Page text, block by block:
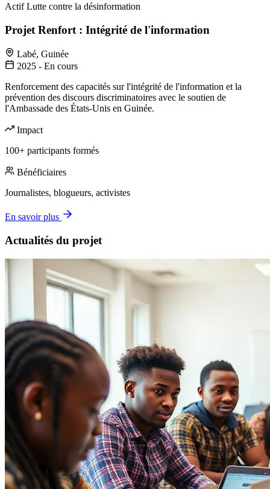
ActifLutte contre la désinformation
Projet Renfort : Intégrité de l'information
Labé, Guinée
2025 - En cours
Renforcement des capacités sur l'intégrité de l'information et la
prévention des discours discriminatoires avec le soutien de
l'Ambassade des États-Unis en Guinée.
Impact
100+ participants formés
Bénéficiaires
Journalistes, blogueurs, activistes
En savoir plus
Actualités du projet